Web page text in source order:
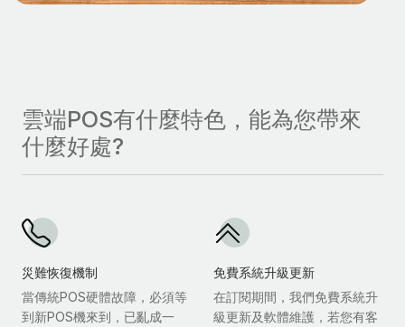
雲端POS有什麼特色，能為您帶來
什麼好處?
災難恢復機制
當傳統POS硬體故障，必須等
到新POS機來到，已亂成一
免費系統升級更新
在訂閱期間，我們免費系統升
級更新及軟體維護，若您有客